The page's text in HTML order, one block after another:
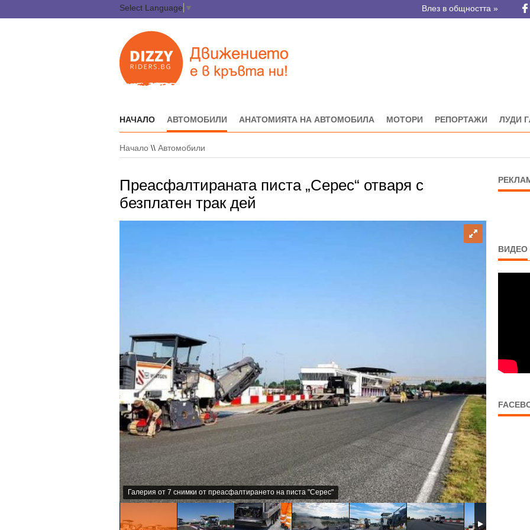
Select Language ▼ Влез в общността »
НАЧАЛО АВТОМОБИЛИ АНАТОМИЯТА НА АВТОМОБИЛА МОТОРИ РЕПОРТАЖИ ЛУДИ
Начало \\ Автомобили
Преасфалтираната писта „Серес“ отваря с
безплатен трак дей
Галерия от 7 снимки от преасфалтирането на писта "Серес"
ВИДЕО